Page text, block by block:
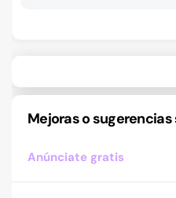
Mejoras o
Anúnciate gratis